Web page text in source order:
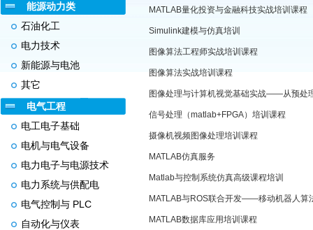
能源动力类
石油化工
电力技术
新能源与电池
其它
电气工程
电工电子基础
电机与电气设备
电力电子与电源技术
电力系统与供配电
电气控制与 PLC
自动化与仪表
MATLAB量化投资与金融科技实战培训课程
Simulink建模与仿真培训
图像算法工程师实战培训课程
图像算法实战培训课程
信号处理（matlab+FPGA）培训课程
摄像机视频图像处理培训课程
MATLAB仿真服务
Matlab与控制系统仿真高级课程培训
MATLAB数据库应用培训课程